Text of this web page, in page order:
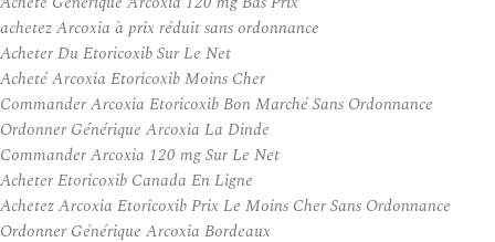
achetez Arcoxia à prix réduit sans ordonnance
Acheter Du Etoricoxib Sur Le Net
Acheté Arcoxia Etoricoxib Moins Cher
Commander Arcoxia Etoricoxib Bon Marché Sans Ordonnance
Ordonner Générique Arcoxia La Dinde
Commander Arcoxia 120 mg Sur Le Net
Acheter Etoricoxib Canada En Ligne
Achetez Arcoxia Etoricoxib Prix Le Moins Cher Sans Ordonnance
Ordonner Générique Arcoxia Bordeaux